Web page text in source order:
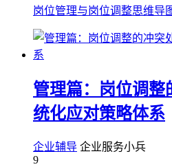
岗位管理与岗位调整思维导
管理篇：岗位调
统化应对策略体系
企业辅导 企业服务小兵
9